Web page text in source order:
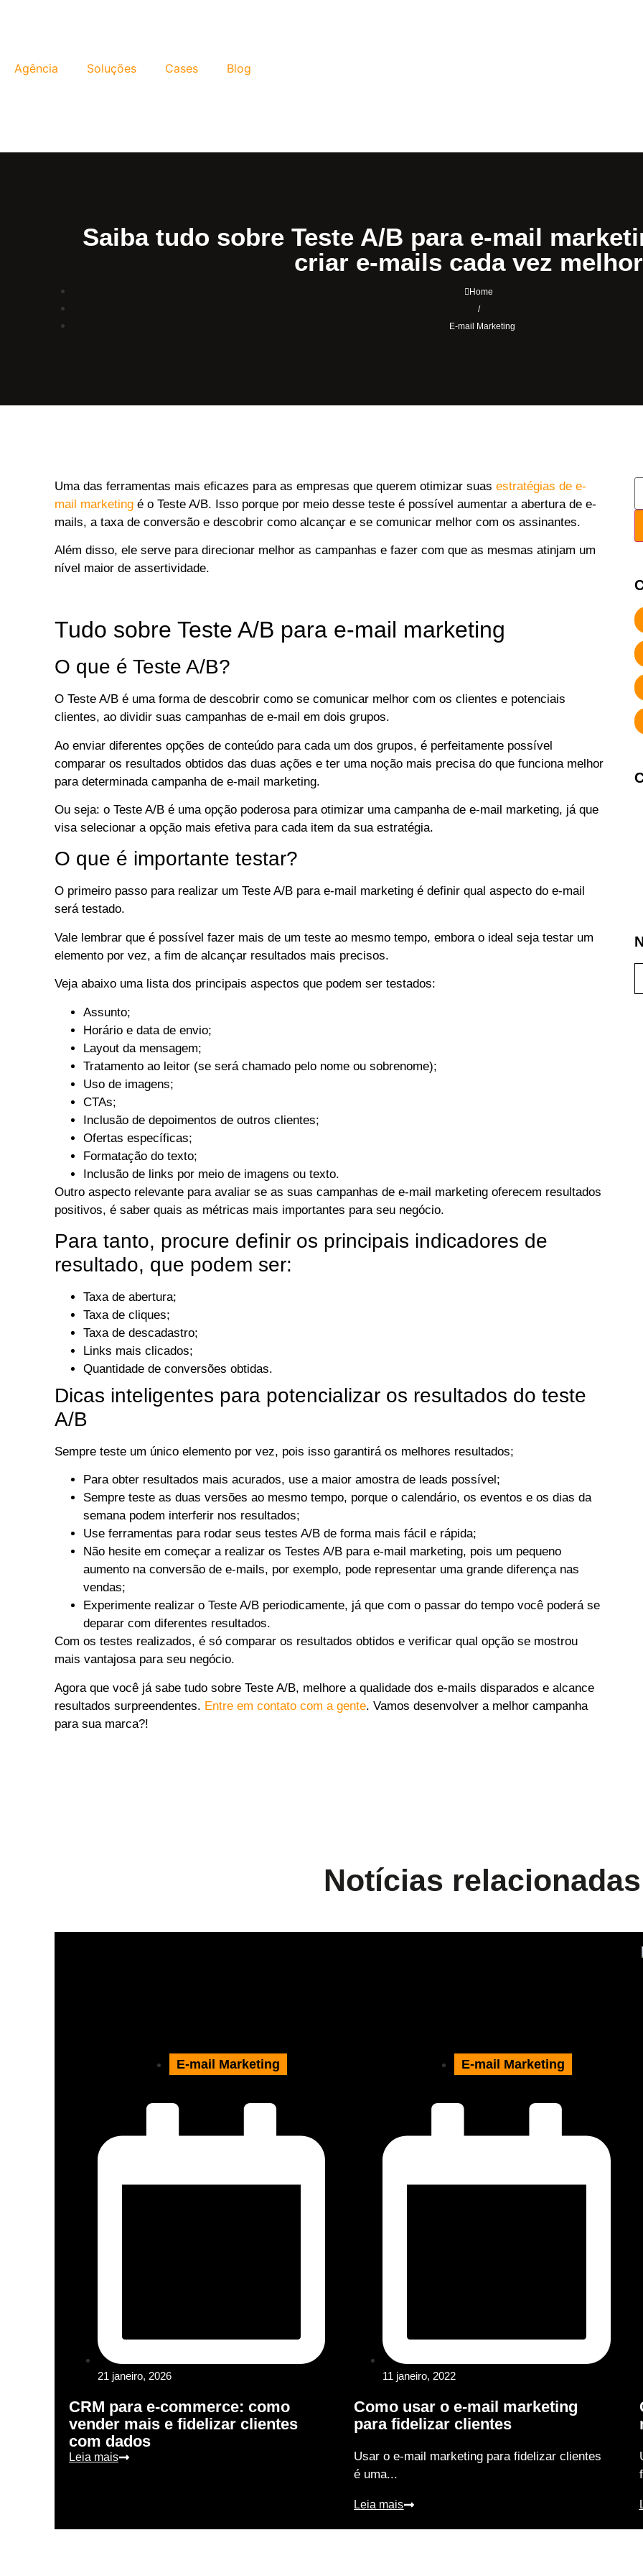
Agência Soluções Cases Blog
Saiba tudo sobre Teste A/B para e-mail
criar e-mails cada vez
Home
/
E-mail Marketing
Uma das ferramentas mais eficazes para as empresas que querem otimizar suas estratégias de e-
mail marketing é o Teste A/B. Isso porque por meio desse teste é possível aumentar a abertura de e-
mails, a taxa de conversão e descobrir como alcançar e se comunicar melhor com os assinantes.
Além disso, ele serve para direcionar melhor as campanhas e fazer com que as mesmas atinjam um
nível maior de assertividade.
Tudo sobre Teste A/B para e-mail marketing
O que é Teste A/B?
O Teste A/B é uma forma de descobrir como se comunicar melhor com os clientes e potenciais
clientes, ao dividir suas campanhas de e-mail em dois grupos.
Ao enviar diferentes opções de conteúdo para cada um dos grupos, é perfeitamente possível
comparar os resultados obtidos das duas ações e ter uma noção mais precisa do que funciona melhor
para determinada campanha de e-mail marketing.
Ou seja: o Teste A/B é uma opção poderosa para otimizar uma campanha de e-mail marketing, já que
visa selecionar a opção mais efetiva para cada item da sua estratégia.
O que é importante testar?
O primeiro passo para realizar um Teste A/B para e-mail marketing é definir qual aspecto do e-mail
será testado.
Vale lembrar que é possível fazer mais de um teste ao mesmo tempo, embora o ideal seja testar um
elemento por vez, a fim de alcançar resultados mais precisos.
Veja abaixo uma lista dos principais aspectos que podem ser testados:
Assunto;
Horário e data de envio;
Layout da mensagem;
Tratamento ao leitor (se será chamado pelo nome ou sobrenome);
Uso de imagens;
CTAs;
Inclusão de depoimentos de outros clientes;
Ofertas específicas;
Formatação do texto;
Inclusão de links por meio de imagens ou texto.
Outro aspecto relevante para avaliar se as suas campanhas de e-mail marketing oferecem resultados
positivos, é saber quais as métricas mais importantes para seu negócio.
Para tanto, procure definir os principais indicadores de
resultado, que podem ser:
Taxa de abertura;
Taxa de cliques;
Taxa de descadastro;
Links mais clicados;
Quantidade de conversões obtidas.
Dicas inteligentes para potencializar os resultados do teste
A/B
Sempre teste um único elemento por vez, pois isso garantirá os melhores resultados;
Para obter resultados mais acurados, use a maior amostra de leads possível;
Sempre teste as duas versões ao mesmo tempo, porque o calendário, os eventos e os dias da
semana podem interferir nos resultados;
Use ferramentas para rodar seus testes A/B de forma mais fácil e rápida;
Não hesite em começar a realizar os Testes A/B para e-mail marketing, pois um pequeno
aumento na conversão de e-mails, por exemplo, pode representar uma grande diferença nas
vendas;
Experimente realizar o Teste A/B periodicamente, já que com o passar do tempo você poderá se
deparar com diferentes resultados.
Com os testes realizados, é só comparar os resultados obtidos e verificar qual opção se mostrou
mais vantajosa para seu negócio.
Agora que você já sabe tudo sobre Teste A/B, melhore a qualidade dos e-mails disparados e alcance
resultados surpreendentes. Entre em contato com a gente. Vamos desenvolver a melhor campanha
para sua marca?!
Notícias relacionadas
E-mail Marketing
21 janeiro, 2026
CRM para e-commerce: como
vender mais e fidelizar clientes
com dados
Leia mais
E-mail Marketing
11 janeiro, 2022
Como usar o e-mail marketing
para fidelizar clientes
Usar o e-mail marketing para fidelizar clientes
é uma...
Leia mais